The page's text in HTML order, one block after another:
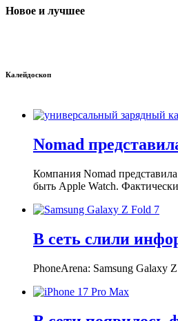
Новое и лучшее
Калейдоскоп
Nomad
Компания Nomad
быть Apple Watch.
В сеть слили
PhoneArena: Samsung Galaxy